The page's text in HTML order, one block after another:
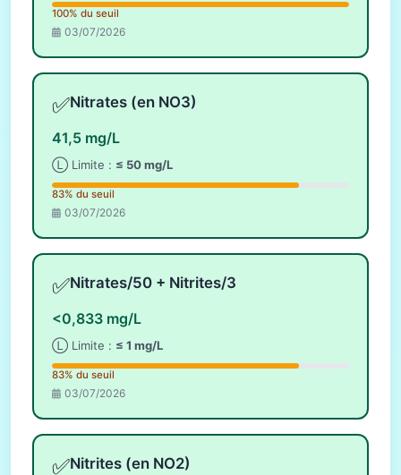
100% du seuil
03/07/2026
✅Nitrates (en NO3)
41,5 mg/L
Ⓛ Limite : ≤ 50 mg/L
83% du seuil
03/07/2026
✅Nitrates/50 + Nitrites/3
<0,833 mg/L
Ⓛ Limite : ≤ 1 mg/L
83% du seuil
03/07/2026
✅Nitrites (en NO2)